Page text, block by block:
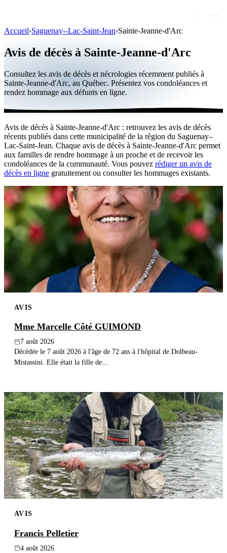
Personnalités publiques
Québec
Canada
International
Par région
Par ville
Maisons funéraires
Éternea
Blog
Publier un avis
Accueil›Saguenay--Lac-Saint-Jean›Sainte-Jeanne-d'Arc
Avis de décès à Sainte-Jeanne-d'Arc
Consultez les avis de décès et nécrologies récemment publiés à
Sainte-Jeanne-d'Arc, au Québec. Présentez vos condoléances et
rendez hommage aux défunts en ligne.
Avis de décès à Sainte-Jeanne-d'Arc : retrouvez les avis de décès
récents publiés dans cette municipalité de la région du Saguenay–
Lac-Saint-Jean. Chaque avis de décès à Sainte-Jeanne-d'Arc permet
aux familles de rendre hommage à un proche et de recevoir les
condoléances de la communauté. Vous pouvez rédiger un avis de
décès en ligne gratuitement ou consulter les hommages existants.
AVIS
Mme Marcelle Côté GUIMOND
7 août 2026
Décédée le 7 août 2026 à l'âge de 72 ans à l'hôpital de Dolbeau-
Mistassini. Elle était la fille de...
AVIS
Francis Pelletier
4 août 2026